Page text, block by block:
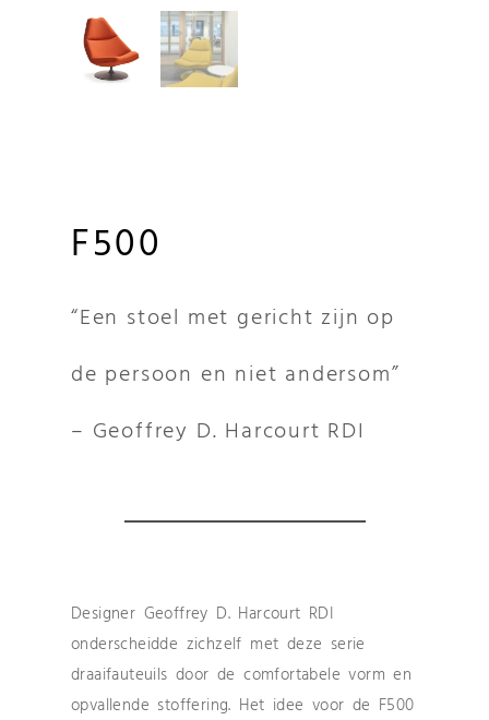
F500
“Een stoel met gericht zijn op
de persoon en niet andersom”
– Geoffrey D. Harcourt RDI
Designer Geoffrey D. Harcourt RDI
onderscheidde zichzelf met deze serie
draaifauteuils door de comfortabele vorm en
opvallende stoffering. Het idee voor de F500